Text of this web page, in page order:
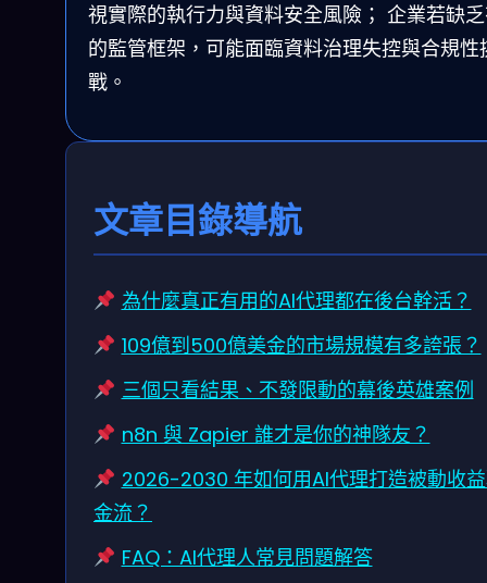
視實際的執行力與資料安全風險； 企業若缺
的監管框架，可能面臨資料治理失控與合規性
戰。
文章目錄導航
為什麼真正有用的AI代理都在後台幹活？
109億到500億美金的市場規模有多誇張？
三個只看結果、不發限動的幕後英雄案例
n8n 與 Zapier 誰才是你的神隊友？
2026-2030 年如何用AI代理打造被動收
金流？
FAQ：AI代理人常見問題解答